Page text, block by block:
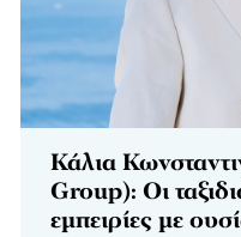
Κάλια
Group): Οι
εμπειρίες με